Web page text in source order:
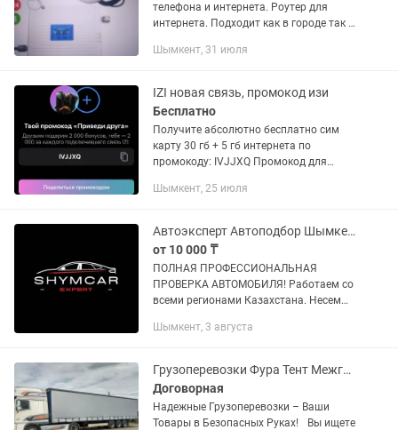
телефона и интернета. Роутер для
интернета. Подходит как в городе так и
Шымкент, 31 июля
IZI новая связь, промокод изи
Бесплатно
Получите абсолютно бесплатно сим
карту 30 гб + 5 гб интернета по
промокоду: IVJJXQ Промокод для
Чтобы получить SIМ-ку абсолютно
Шымкент, 25 июля
Автоэксперт Автоподбор Шымкент
от 10 000 ₸
ПОЛНАЯ ПРОФЕССИОНАЛЬНАЯ
ПРОВЕРКА АВТОМОБИЛЯ! Работаем со
всеми регионами Казахстана. Несем
проделанную работу! Гарантируем
Проверка ЛКП,...
Шымкент, 3 августа
Грузоперевозки Фура Тент Межгород и по городу Длинамер
Договорная
Надежные Грузоперевозки – Ваши
Товары в Безопасных Руках! Вы ищете